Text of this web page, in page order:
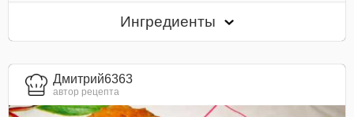
Ингредиенты
Дмитрий6363
автор рецепта